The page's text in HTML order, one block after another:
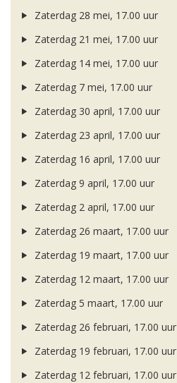
Zaterdag 28 mei, 17.00 uur
Zaterdag 21 mei, 17.00 uur
Zaterdag 14 mei, 17.00 uur
Zaterdag 7 mei, 17.00 uur
Zaterdag 30 april, 17.00 uur
Zaterdag 23 april, 17.00 uur
Zaterdag 16 april, 17.00 uur
Zaterdag 9 april, 17.00 uur
Zaterdag 2 april, 17.00 uur
Zaterdag 26 maart, 17.00 uur
Zaterdag 19 maart, 17.00 uur
Zaterdag 12 maart, 17.00 uur
Zaterdag 5 maart, 17.00 uur
Zaterdag 26 februari, 17.00 uur
Zaterdag 19 februari, 17.00 uur
Zaterdag 12 februari, 17.00 uur